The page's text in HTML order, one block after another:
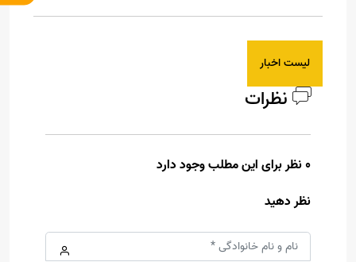
لیست اخبار
نظرات
0 نظر برای این مطلب وجود دارد
نظر دهید